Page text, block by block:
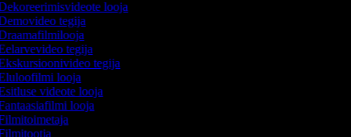
looja
tegija
tegija
tegija
looja
videote looja
looja